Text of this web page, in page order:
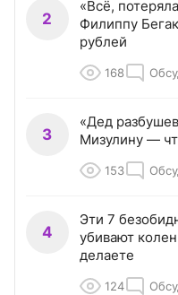
2
«Всё,
Филиппу
рублей
168
3
«Дед
Мизулину —
153
4
Эти 7
убивают
делаете
124